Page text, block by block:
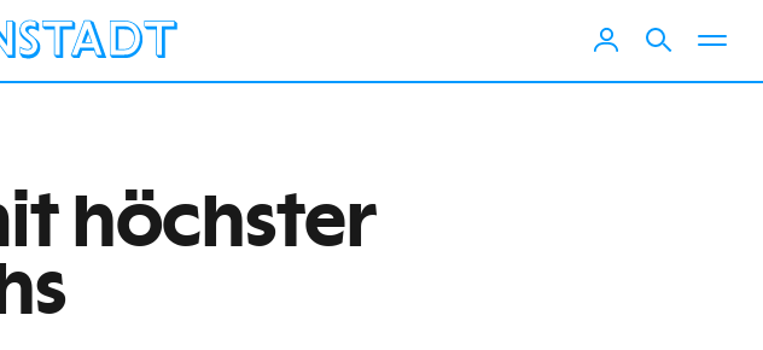
höchster